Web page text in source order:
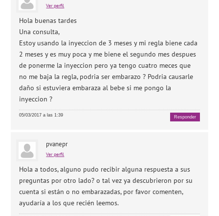
Ver perfil
Hola buenas tardes
Una consulta,
Estoy usando la inyeccion de 3 meses y mi regla biene cada
2 meses y es muy poca y me biene el segundo mes despues
de ponerme la inyeccion pero ya tengo cuatro meces que
no me baja la regla, podria ser embarazo ? Podria causarle
daño si estuviera embaraza al bebe si me pongo la
inyeccion ?
05/03/2017 a las 1:39 Responder
pvanepr
Ver perfil
Hola a todos, alguno pudo recibir alguna respuesta a sus
preguntas por otro lado? o tal vez ya descubrieron por su
cuenta si están o no embarazadas, por favor comenten,
ayudaría a los que recién leemos.